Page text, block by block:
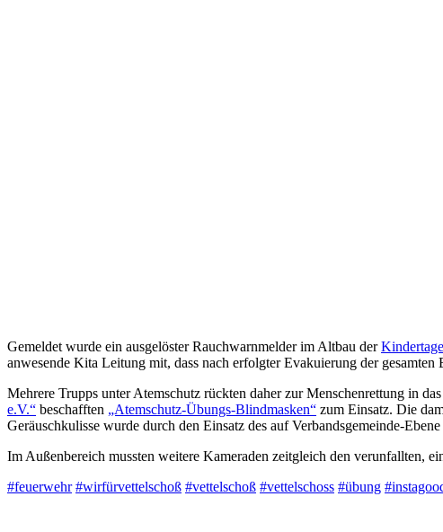
Gemeldet wurde ein ausgelöster Rauchwarnmelder im Altbau der
anwesende Kita Leitung mit, dass nach erfolgter Evakuierung der
Mehrere Trupps unter Atemschutz rückten daher zur Menschenrettung in
e.V.“ beschafften „Atemschutz-Übungs-Blindmasken“ zum Einsatz. Die
Geräuschkulisse wurde durch den Einsatz des auf Verbandsgemeinde-
Im Außenbereich mussten weitere Kameraden zeitgleich den verunfallten,
#feuerwehr #wirfürvettelschoß #vettelschoß #vettelschoss #übung